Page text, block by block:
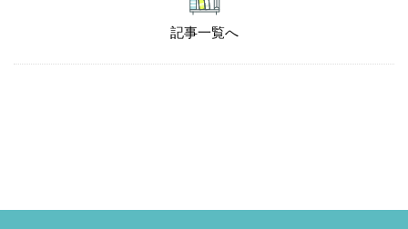
記事一覧へ